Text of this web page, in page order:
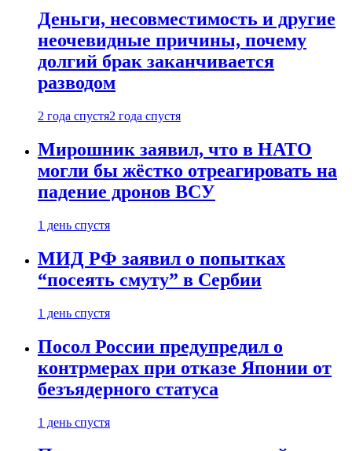
Деньги, несовместимость и другие
неочевидные причины, почему
долгий брак заканчивается
разводом
2 года спустя2 года спустя
Мирошник заявил, что в НАТО
могли бы жёстко отреагировать на
падение дронов ВСУ
1 день спустя
МИД РФ заявил о попытках
“посеять смуту” в Сербии
1 день спустя
Посол России предупредил о
контрмерах при отказе Японии от
безъядерного статуса
1 день спустя